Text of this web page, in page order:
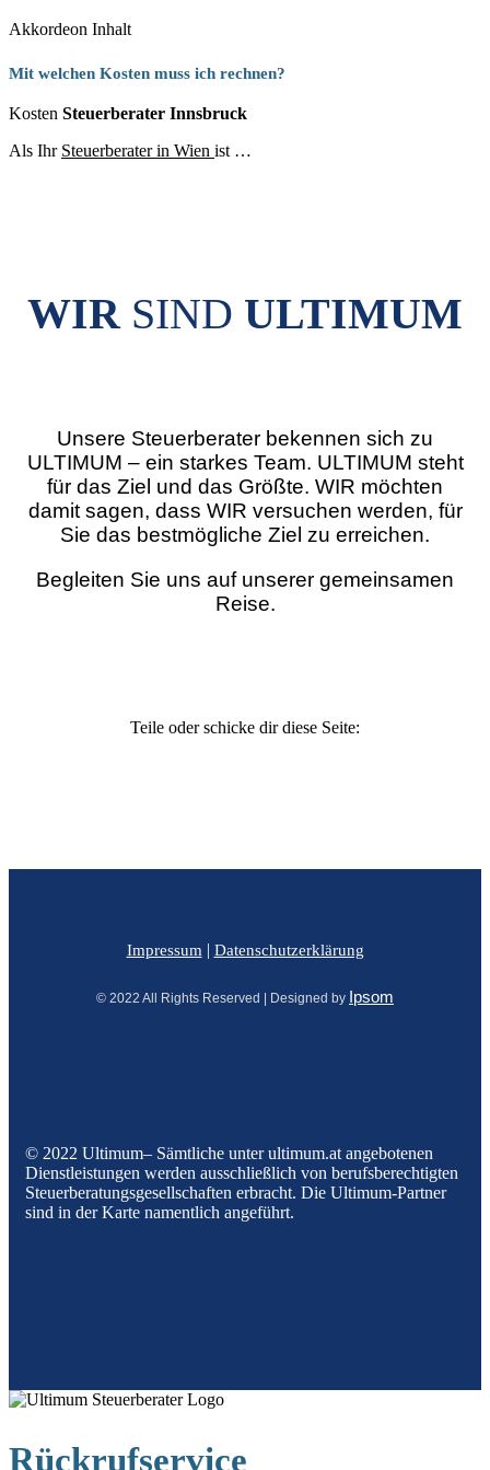
Akkordeon Inhalt
Mit welchen Kosten muss ich rechnen?
Kosten Steuerberater Innsbruck
Als Ihr Steuerberater in Wien ist …
WIRSIND ULTIMUM
Unsere Steuerberater bekennen sich zu
ULTIMUM – ein starkes Team. ULTIMUM steht
für das Ziel und das Größte. WIR möchten
damit sagen, dass WIR versuchen werden, für
Sie das bestmögliche Ziel zu erreichen.
Begleiten Sie uns auf unserer gemeinsamen
Reise.
Teile oder schicke dir diese Seite:
Impressum| Datenschutzerklärung
© 2022 All Rights Reserved | Designed by Ipsom
© 2022 Ultimum– Sämtliche unter ultimum.at angebotenen
Dienstleistungen werden ausschließlich von berufsberechtigten
Steuerberatungsgesellschaften erbracht. Die Ultimum-Partner
sind in der Karte namentlich angeführt.
Rückrufservice